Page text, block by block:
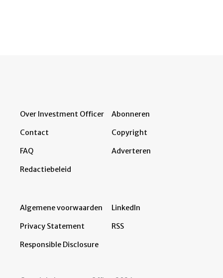
Over Investment Officer
Contact
FAQ
Redactiebeleid
Abonneren
Copyright
Adverteren
Algemene voorwaarden
Privacy Statement
Responsible Disclosure
LinkedIn
RSS